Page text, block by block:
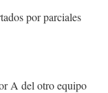
por parciales
A del otro equipo